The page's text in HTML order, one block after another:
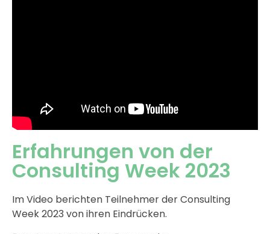
Erfahrungen von der
Consulting Week 2023
Im Video berichten Teilnehmer der Consulting
Week 2023 von ihren Eindrücken.